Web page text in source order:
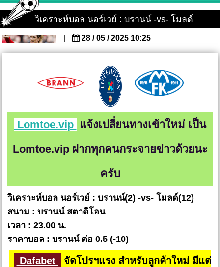
วิเคราะห์บอล นอร์เวย์ : บรานน์ -vs- โมลด์
28 / 05 / 2025 10:25
Lomtoe.vip แจ้งเปลี่ยนทางเข้าใหม่ เป็น
Lomtoe.vip ฝากทุกคนกระจายข่าวด้วยนะ
ครับ
วิเคราะห์บอล นอร์เวย์ : บรานน์(2) -vs- โมลด์(12)
สนาม : บรานน์ สตาดิโอน
เวลา : 23.00 น.
ราคาบอล : บรานน์ ต่อ 0.5 (-10)
Dafabet
จัดโปรฯแรง สำหรับลูกค้าใหม่ มีแต่